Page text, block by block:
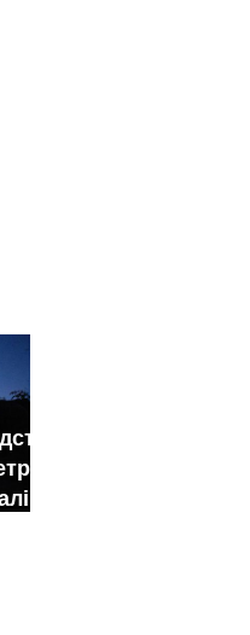
свій
до
Sundance